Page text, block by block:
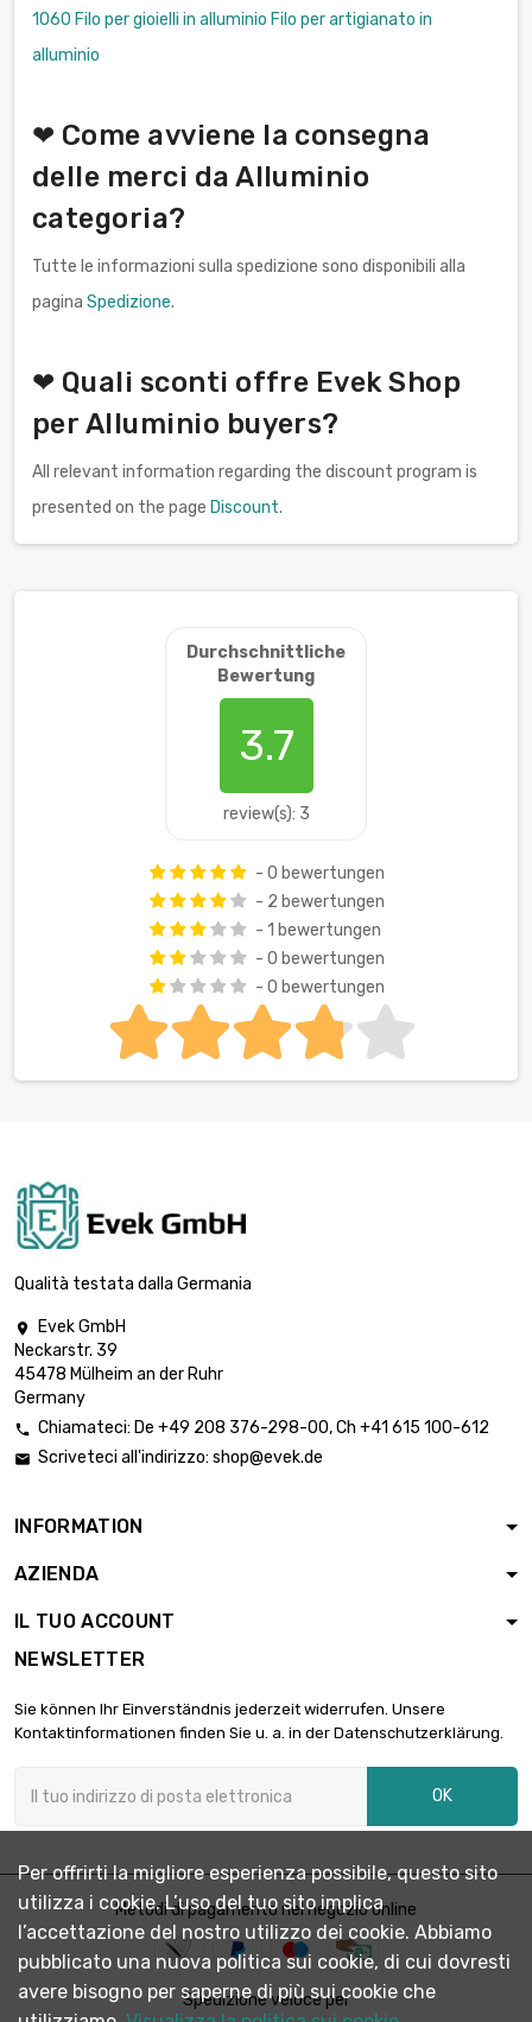
1060 Filo per gioielli in alluminio Filo per artigianato in
alluminio
❤ Come avviene la consegna
delle merci da Alluminio
categoria?
Tutte le informazioni sulla spedizione sono disponibili alla
pagina Spedizione.
❤ Quali sconti offre Evek Shop
per Alluminio buyers?
All relevant information regarding the discount program is
presented on the page Discount.
Durchschnittliche
Bewertung
3.7
review(s): 3
- 0 bewertungen
- 2 bewertungen
- 1 bewertungen
- 0 bewertungen
- 0 bewertungen
Qualità testata dalla Germania

Evek GmbH
Neckarstr. 39
45478 Mülheim an der Ruhr
Germany
 Chiamateci: De +49 208 376-298-00, Ch +41 615 100-612
 Scriveteci all'indirizzo: shop@evek.de
INFORMATION
AZIENDA
IL TUO ACCOUNT
NEWSLETTER
Sie können Ihr Einverständnis jederzeit widerrufen. Unsere
Kontaktinformationen finden Sie u. a. in der Datenschutzerklärung.
OK
Metodi di pagamento nel negozio online
Spedizione veloce per
Per offrirti la migliore esperienza possibile, questo sito
utilizza i cookie. L’uso del tuo sito implica
l’accettazione del nostro utilizzo dei cookie. Abbiamo
pubblicato una nuova politica sui cookie, di cui dovresti
avere bisogno per saperne di più sui cookie che